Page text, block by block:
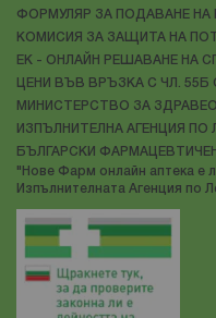
ФОРМУЛЯР ЗА ПОДАВАНЕ НА
КОМИСИЯ ЗА ЗАЩИТА НА
ЕК - ОНЛАЙН РЕШАВАНЕ НА
ЦЕНИ ВЪВ ВРЪЗКА С ЧЛ. 55Б
МИНИСТЕРСТВО ЗА
ИЗПЪЛНИТЕЛНА АГЕНЦИЯ ПО
БЪЛГАРСКИ
"Нове Фарм онлайн аптека е
Изпълнителната Агенция по